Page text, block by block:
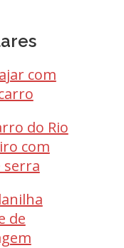
com
do Rio
com
serra
de